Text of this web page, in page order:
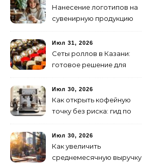
Нанесение логотипов на
сувенирную продукцию
Июл 31, 2026
Сеты роллов в Казани:
готовое решение для
друзьями
Июл 30, 2026
Как открыть кофейную
точку без риска: гид по
Июл 30, 2026
Как увеличить
среднемесячную выручку